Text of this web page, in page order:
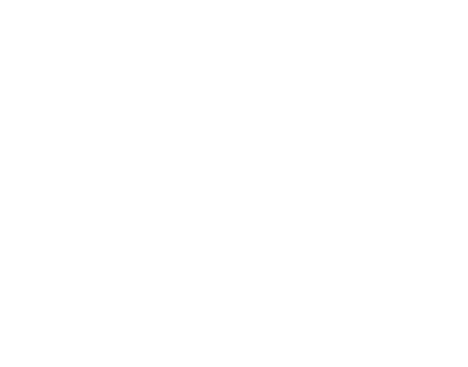
台区行政